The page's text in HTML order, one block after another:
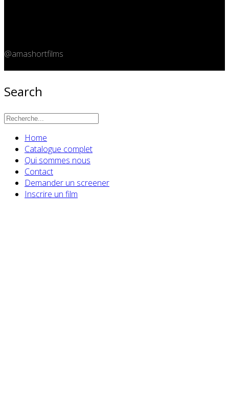
@amashortfilms
Search
Home
Catalogue complet
Qui sommes nous
Contact
Demander un screener
Inscrire un film